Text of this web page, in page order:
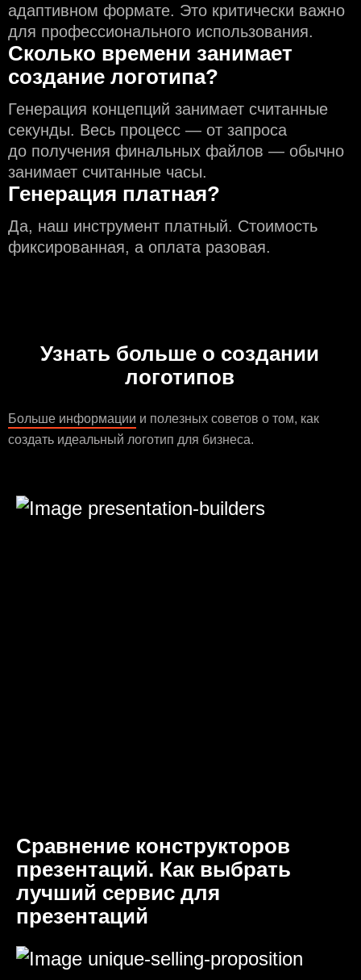
адаптивном формате. Это критически важно
для профессионального использования.
Сколько времени занимает
создание логотипа?
Генерация концепций занимает считанные
секунды. Весь процесс — от запроса
до получения финальных файлов — обычно
занимает считанные часы.
Генерация платная?
Да, наш инструмент платный. Стоимость
фиксированная, а оплата разовая.
Узнать больше о создании
логотипов
Больше информации и полезных советов о том, как
создать идеальный логотип для бизнеса.
Сравнение конструкторов
презентаций. Как выбрать
лучший сервис для
презентаций